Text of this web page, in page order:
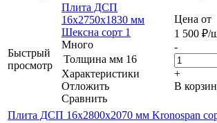
Быстрый
просмотр
Плита ДСП
16x2750x1830 мм
Шексна сорт 1
Много
Толщина мм 16
Характеристики
Отложить
Сравнить
Цена от
1 500 ₽/
-
+
В
Плита ДСП 16x2800x2070 мм Kronospan